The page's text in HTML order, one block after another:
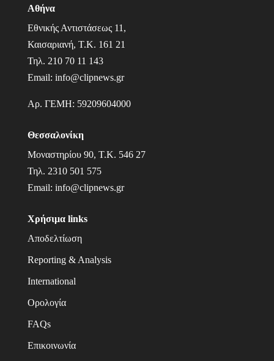
Αθήνα
Εθνικής Αντιστάσεως 11,
Καισαριανή, Τ.Κ. 161 21
Τηλ. 210 70 11 143
Email: info@clipnews.gr
Αρ. ΓΕΜΗ: 59209604000
Θεσσαλονίκη
Μοναστηρίου 90, Τ.Κ. 546 27
Τηλ. 2310 501 575
Email: info@clipnews.gr
Χρήσιμα links
Αποδελτίωση
Reporting & Analysis
International
Ορολογία
FAQs
Επικοινωνία